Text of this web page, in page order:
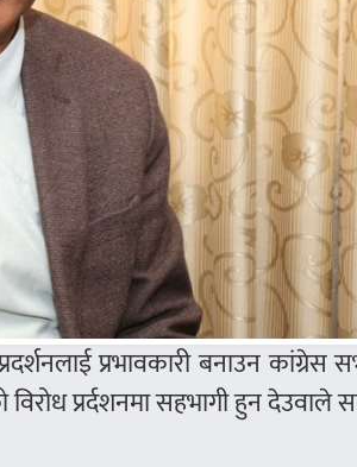
प्रभावकारी बनाउन कांग्रेस
प्रर्दशनमा सहभागी हुन देउवाले